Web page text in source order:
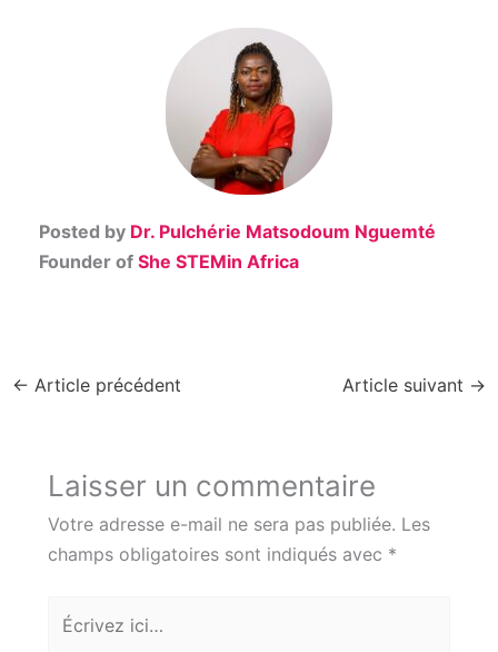
Posted by Dr. Pulchérie Matsodoum Nguemté
Founder of She STEMin Africa
← Article précédent Article suivant →
Laisser un commentaire
Votre adresse e-mail ne sera pas publiée. Les
champs obligatoires sont indiqués avec *
Écrivez
ici…